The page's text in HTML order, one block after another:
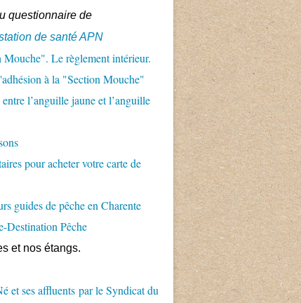
questionnaire de
de santé APN
Le règlement intérieur.
à la "Section Mouche"
l’anguille jaune et l’anguille
pour acheter votre carte de
guides de pêche en Charente
Destination Pêche
et nos étangs.
et ses affluents par le Syndicat du